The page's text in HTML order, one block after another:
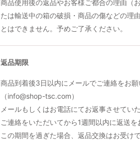
商品使用後の返品やお客様ご都合の理由（
たは輸送中の箱の破損・商品の傷などの理
とはできません。予めご了承ください。
返品期限
商品到着後3日以内にメールでご連絡をお願
（info@shop-tsc.com）
メールもしくはお電話にてお返事させてい
ご連絡をいただいてから1週間以内に返送を
この期間を過ぎた場合、返品交換はお受け